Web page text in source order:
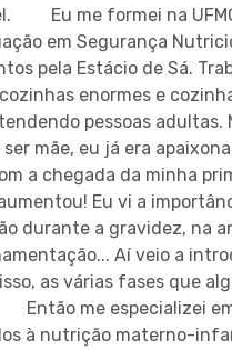
⠀ ⠀ Eu me formei na
em Segurança
pela Estácio de Sá.
enormes e
pessoas adultas.
ser mãe, eu já era
a chegada da minha
Eu vi a
durante a gravidez, na
Aí veio a
as várias fases que
⠀ Então me especializei
à nutrição materno-